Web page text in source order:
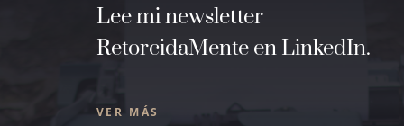
Lee mi newsletter
RetorcidaMente en LinkedIn.
VER MÁS